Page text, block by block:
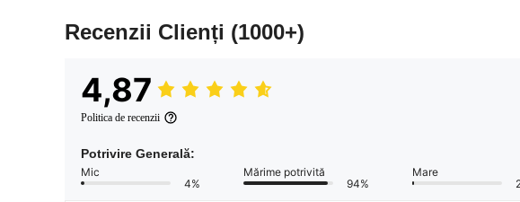
Recenzii Clienți (1000+)
4,87
Politica de recenzii
Potrivire Generală:
Mic
4%
Mărime potrivită
94%
Mare